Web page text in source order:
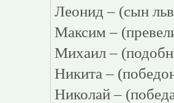
Леонид – (сын
Максим –
Михаил –
Никита –
Николай –